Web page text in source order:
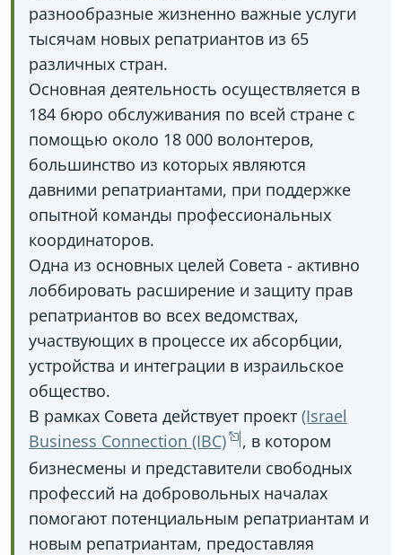
разнообразные жизненно важные услуги
тысячам новых репатриантов из 65
различных стран.
Основная деятельность осуществляется в
184 бюро обслуживания по всей стране с
помощью около 18 000 волонтеров,
большинство из которых являются
давними репатриантами, при поддержке
опытной команды профессиональных
координаторов.
Одна из основных целей Совета - активно
лоббировать расширение и защиту прав
репатриантов во всех ведомствах,
участвующих в процессе их абсорбции,
устройства и интеграции в израильское
общество.
В рамках Совета действует проект(Israel
Business Connection (IBC)
, в котором
бизнесмены и представители свободных
профессий на добровольных началах
помогают потенциальным репатриантам и
новым репатриантам, предоставляя